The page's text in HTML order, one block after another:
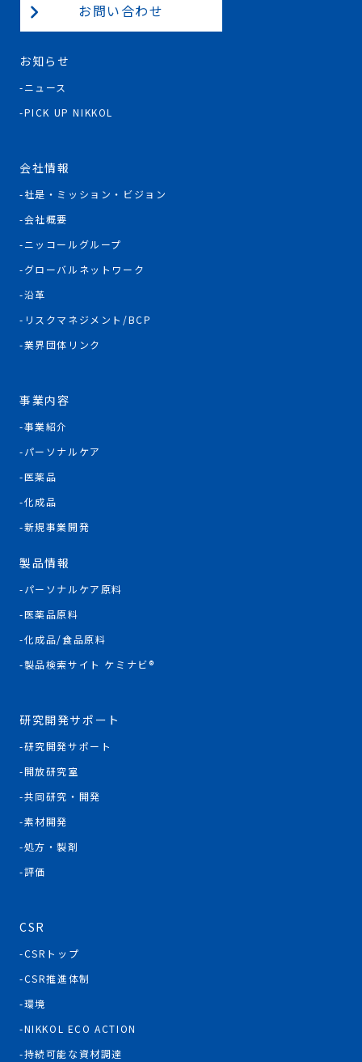
お問い合わせ
お知らせ
ニュース
PICK UP NIKKOL
会社情報
社是・ミッション・ビジョン
会社概要
ニッコールグループ
グローバルネットワーク
沿革
リスクマネジメント/BCP
業界団体リンク
事業内容
事業紹介
パーソナルケア
医薬品
化成品
新規事業開発
製品情報
パーソナルケア原料
医薬品原料
化成品/食品原料
製品検索サイト ケミナビ®
研究開発サポート
研究開発サポート
開放研究室
共同研究・開発
素材開発
処方・製剤
評価
CSR
CSRトップ
CSR推進体制
環境
NIKKOL ECO ACTION
持続可能な資材調達